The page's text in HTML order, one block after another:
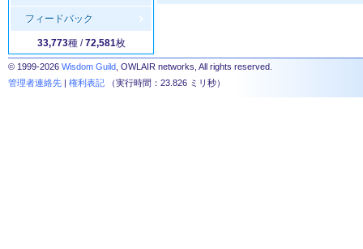
フィードバック
33,773種 /72,581枚
© 1999-2026 Wisdom Guild , OWLAIR networks, All rights reserved.
管理者連絡先 | 権利表記 （実行時間：23.826 ミリ秒）